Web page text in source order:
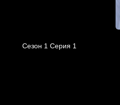
Сезон 1 Серия 1